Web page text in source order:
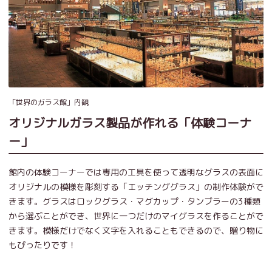
「世界のガラス館」内観
オリジナルガラス製品が作れる「体験コーナ
ー」
館内の体験コーナーでは専用の工具を使って透明なグラスの表面に
オリジナルの模様を彫刻する「エッチンググラス」の制作体験がで
きます。グラスはロックグラス・マグカップ・タンブラーの3種類
から選ぶことができ、世界に一つだけのマイグラスを作ることがで
きます。模様だけでなく文字を入れることもできるので、贈り物に
もぴったりです！